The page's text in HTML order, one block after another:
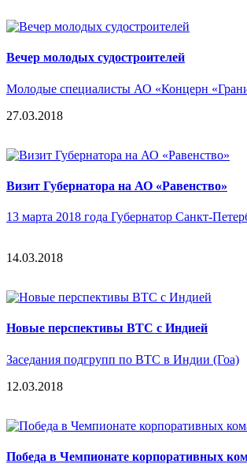
Вечер молодых судостроителей
Молодые специалисты АО «Концерн
27.03.2018
Визит Губернатора на АО «Равенство»
13 марта 2018 года Губернатор Санкт-
14.03.2018
Новые перспективы ВТС с Индией
Заседания подгрупп по ВТС в Индии (Гоа)
12.03.2018
Победа в Чемпионате корпоративных